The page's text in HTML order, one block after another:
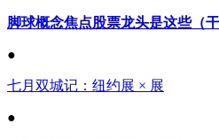
脚球概念焦点股票龙头是这些（
●
七月双城记：纽约展 × 展
●